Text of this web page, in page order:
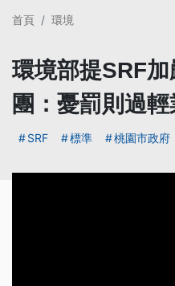
首頁 環境
環境部提SRF
團：憂罰則過
SRF 標準 桃園市政府